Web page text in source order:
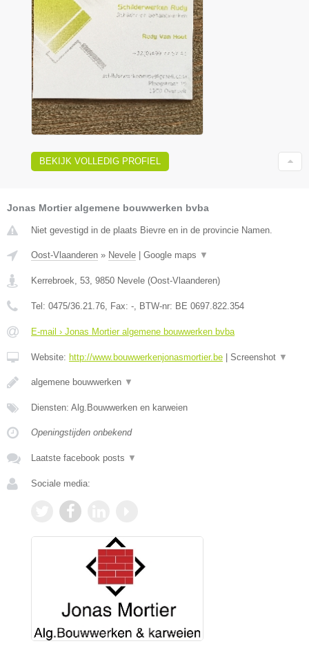
BEKIJK VOLLEDIG PROFIEL
Jonas Mortier algemene bouwwerken bvba
Niet gevestigd in de plaats Bievre en in de provincie Namen.
Oost-Vlaanderen » Nevele Google maps ▼
Kerrebroek, 53, 9850 Nevele (Oost-Vlaanderen)
Tel: 0475/36.21.76, Fax: -, BTW-nr: BE 0697.822.354
E-mail › Jonas Mortier algemene bouwwerken bvba
Website: http://www.bouwwerkenjonasmortier.be Screenshot ▼
algemene bouwwerken ▼
Diensten: Alg.Bouwwerken en karweien
Openingstijden onbekend
Laatste facebook posts ▼
Sociale media: